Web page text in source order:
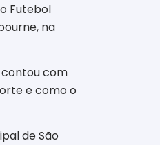
Futebol
na
contou com
e como o
de São